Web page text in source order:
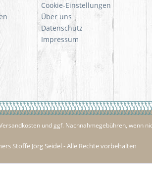
Cookie-Einstellungen
Über uns
Datenschutz
Impressum
und ggf. Nachnahmegebühren, wenn
Stoffe Jörg Seidel - Alle Rechte vorbehalten